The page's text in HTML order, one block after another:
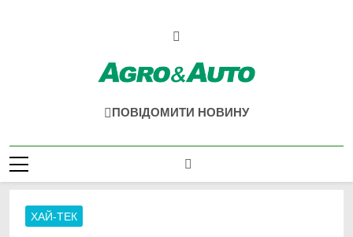
Agro & Auto
ПОВІДОМИТИ НОВИНУ
ХАЙ-ТЕК